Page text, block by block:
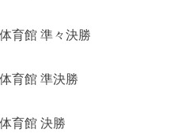
育館 準々決勝
育館 準決勝
育館 決勝